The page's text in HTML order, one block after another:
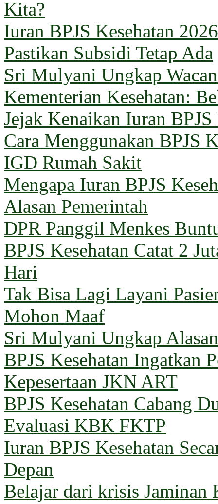
Kita?
Iuran BPJS Kesehatan
Pastikan Subsidi Tetap Ada
Sri Mulyani Ungkap
Kementerian Kesehatan:
Jejak Kenaikan Iuran
Cara Menggunakan BPJS
IGD Rumah Sakit
Mengapa Iuran BPJS
Alasan Pemerintah
DPR Panggil Menkes
BPJS Kesehatan Catat 2
Hari
Tak Bisa Lagi Layani
Mohon Maaf
Sri Mulyani Ungkap
BPJS Kesehatan Ingatkan
Kepesertaan JKN ART
BPJS Kesehatan Cabang
Evaluasi KBK FKTP
Iuran BPJS Kesehatan
Depan
Belajar dari krisis Jaminan